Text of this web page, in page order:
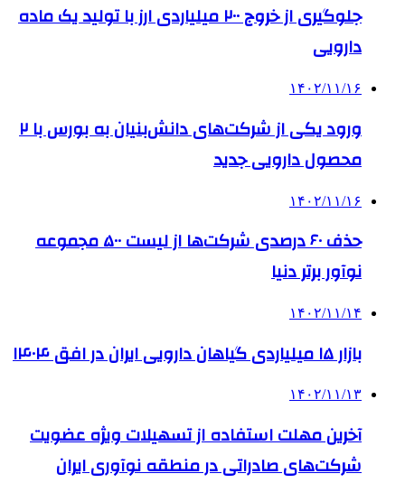
جلوگیری از خروج ۲۰۰ میلیاردی ارز با تولید یک ماده
دارویی
۱۴۰۲/۱۱/۱۶
ورود یکی از شرکت‌های دانش‌بنیان به بورس با ۲
محصول دارویی جدید
۱۴۰۲/۱۱/۱۶
حذف ۶۰ درصدی شرکت‌ها از لیست ۵۰۰ مجموعه
نوآور برتر دنیا
۱۴۰۲/۱۱/۱۴
بازار ۱۵ میلیاردی گیاهان دارویی ایران در افق ۱۴۰۴
۱۴۰۲/۱۱/۱۳
آخرین مهلت استفاده از تسهیلات ویژه عضویت
شرکت‌های صادراتی در منطقه نوآوری ایران